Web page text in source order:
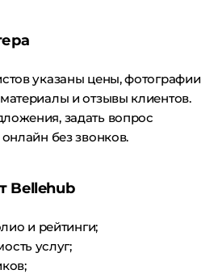
указаны цены, фотографии
и отзывы клиентов.
задать вопрос
без звонков.
Bellehub
и рейтинги;
услуг;